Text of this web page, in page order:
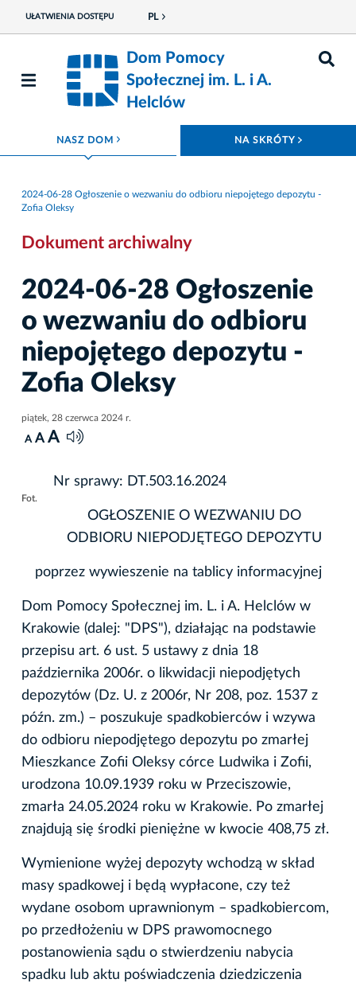
UŁATWIENIA DOSTĘPU PL
Dom Pomocy
Społecznej im. L. i A.
Helclów
NASZ DOM ROZWIŃ MENU NA SKRÓTY
2024-06-28 Ogłoszenie o wezwaniu do odbioru niepojętego depozytu -
Zofia Oleksy
Dokument archiwalny
2024-06-28 Ogłoszenie
o wezwaniu do odbioru
niepojętego depozytu -
Zofia Oleksy
piątek, 28 czerwca 2024 r.
A A A
Fot.
Nr sprawy: DT.503.16.2024
OGŁOSZENIE O WEZWANIU DO
ODBIORU NIEPODJĘTEGO DEPOZYTU
poprzez wywieszenie na tablicy informacyjnej
Dom Pomocy Społecznej im. L. i A. Helclów w
Krakowie (dalej: "DPS"), działając na podstawie
przepisu art. 6 ust. 5 ustawy z dnia 18
października 2006r. o likwidacji niepodjętych
depozytów (Dz. U. z 2006r, Nr 208, poz. 1537 z
późn. zm.) – poszukuje spadkobierców i wzywa
do odbioru niepodjętego depozytu po zmarłej
Mieszkance Zofii Oleksy córce Ludwika i Zofii,
urodzona 10.09.1939 roku w Przeciszowie,
zmarła 24.05.2024 roku w Krakowie. Po zmarłej
znajdują się środki pieniężne w kwocie 408,75 zł.
Wymienione wyżej depozyty wchodzą w skład
masy spadkowej i będą wypłacone, czy też
wydane osobom uprawnionym – spadkobiercom,
po przedłożeniu w DPS prawomocnego
postanowienia sądu o stwierdzeniu nabycia
spadku lub aktu poświadczenia dziedziczenia